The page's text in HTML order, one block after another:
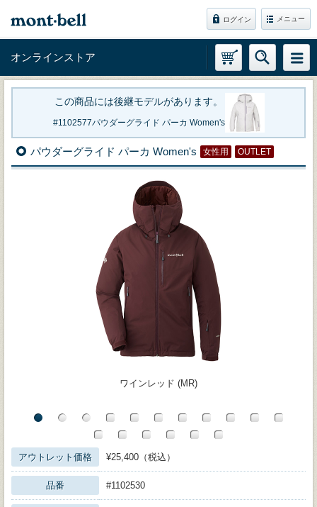
ログイン メニュー
オンラインストア
この商品には後継モデルがあります。
1102577パウダーグライド パーカ Women's
パウダーグライド パーカ Women's 女性用 OUTLET
ワインレッド (MR)
アウトレット価格 ¥25,400（税込）
品番 #1102530